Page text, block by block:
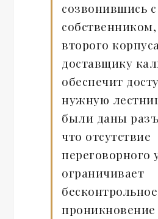
созвонившись с
второго
доставщику
обеспечит
нужную
были даны
что отсутствие
переговорного
ограничивает
бесконтрольное
проникновение